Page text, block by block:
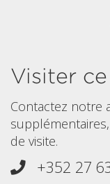
Visiter
Contactez notre
de visite.
+352 27